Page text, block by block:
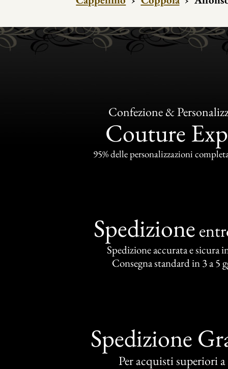
Confezione &
Couture
95% delle personalizzazioni
Spedizione
Spedizione accurata e sicura
Consegna standard in 3 a 5
Spedizione
Per acquisti superiori